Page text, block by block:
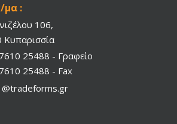
μα :
106,
Κυπαρισσία
25488 - Γραφείο
25488 - Fax